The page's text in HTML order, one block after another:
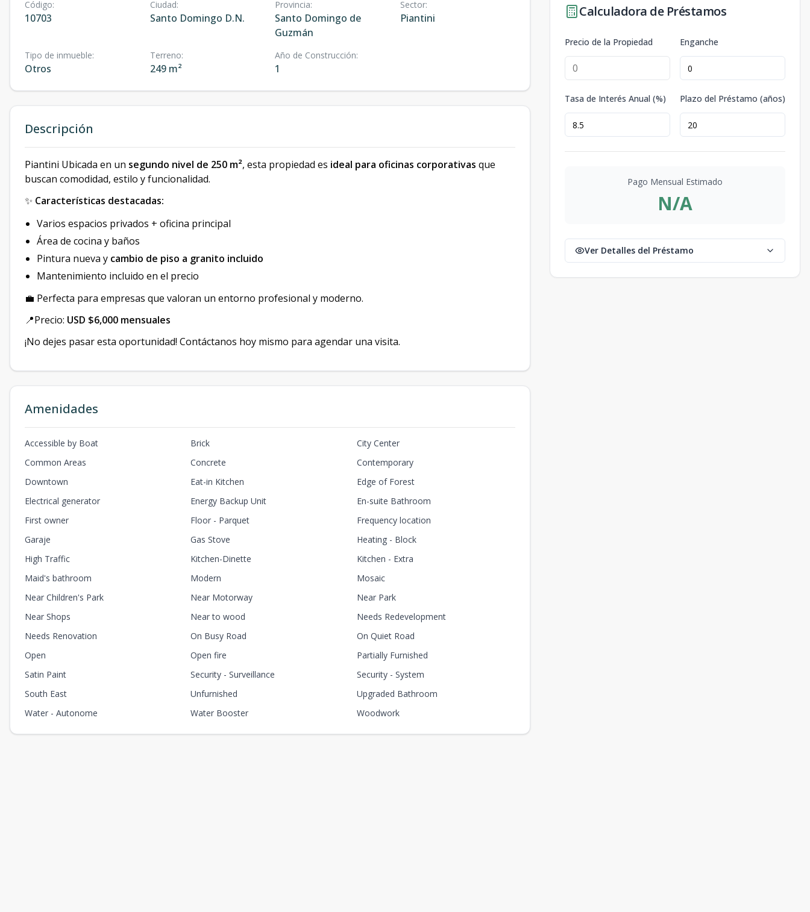
Código:
10703
Ciudad:
Santo Domingo D.N.
Provincia:
Santo Domingo de
Guzmán
Sector:
Piantini
Tipo de inmueble:
Otros
Terreno:
249 m²
Año de Construcción:
1
Descripción
Piantini Ubicada en un segundo nivel de 250 m², esta propiedad es ideal para oficinas corporativas que
buscan comodidad, estilo y funcionalidad.
✨ Características destacadas:
Varios espacios privados + oficina principal
Área de cocina y baños
Pintura nueva y cambio de piso a granito incluido
Mantenimiento incluido en el precio
💼 Perfecta para empresas que valoran un entorno profesional y moderno.
📍Precio: USD $6,000 mensuales
¡No dejes pasar esta oportunidad! Contáctanos hoy mismo para agendar una visita.
Amenidades
Accessible by Boat Brick
City Center
Common Areas
Concrete
Contemporary
Downtown
Eat-in Kitchen
Edge of Forest
Electrical generator
Energy Backup Unit
En-suite Bathroom
First owner
Floor - Parquet
Frequency location
Garaje
Gas Stove
Heating - Block
High Traffic
Kitchen-Dinette
Kitchen - Extra
Maid's bathroom
Modern
Mosaic
Near Children's Park
Near Motorway
Near Park
Near Shops
Near to wood
Needs Redevelopment
Needs Renovation
On Busy Road
On Quiet Road
Open
Open fire
Partially Furnished
Satin Paint
Security - Surveillance
Security - System
South East
Unfurnished
Upgraded Bathroom
Water - Autonome
Water Booster Woodwork
Calculadora de Préstamos
Precio de la Propiedad Enganche
Tasa de Interés Anual (%) Plazo del Préstamo (años)
Pago Mensual Estimado
N/A
Ver Detalles del Préstamo